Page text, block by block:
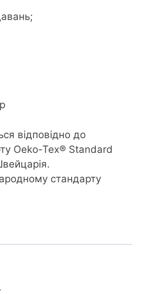
відповідно до
Oeko-Tex® Standard
стандарту